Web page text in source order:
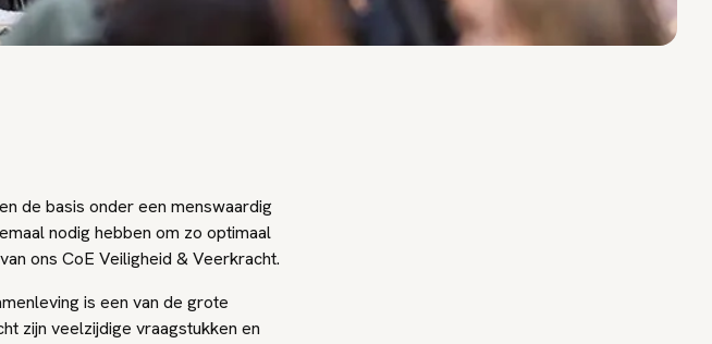
de basis onder een menswaardig
nodig hebben om zo optimaal
ons CoE Veiligheid & Veerkracht.
is een van de grote
zijn veelzijdige vraagstukken en